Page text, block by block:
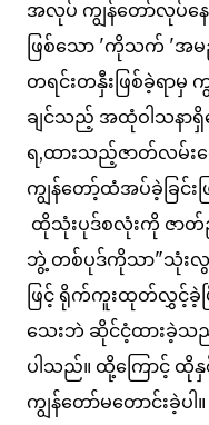
အလုပ် ကျွန်တော်လုပ်န
ဖြစ်သော 'ကိုသက် '
တရင်းတနှီးဖြစ်ခဲ့ရာမှ
ချင်သည့် အထုံဝါသနာရှိ
ရ,ထားသည့်ဇာတ်လမ်းလ
ကျွန်တော့်ထံအပ်ခဲ့ခြင်း
ထိုသုံးပုဒ်စလုံးကို ဇာတ်
ဘွဲ့ တစ်ပုဒ်ကိုသာ"သုံးလွ
ဖြင့် ရိုက်ကူးထုတ်လွှင့်ခဲ့ပ
သေးဘဲ ဆိုင်ငံ့ထားခဲ့သ
ပါသည်။ ထို့ကြောင့် ထို
ကျွန်တော်မတောင်းခဲ့ပါ။